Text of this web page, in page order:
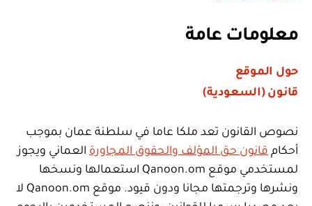
معلومات عامة
حول الموقع
قانون (السعودية)
نصوص القانون تعد ملكا عاما في سلطنة عمان بموجب
أحكام قانون حق المؤلف والحقوق المجاورة العماني ويجوز
لمستخدمي موقع Qanoon.om استعمالها ونسخها
ونشرها وترجمتها مجانا ودون قيود. موقع Qanoon.om لا